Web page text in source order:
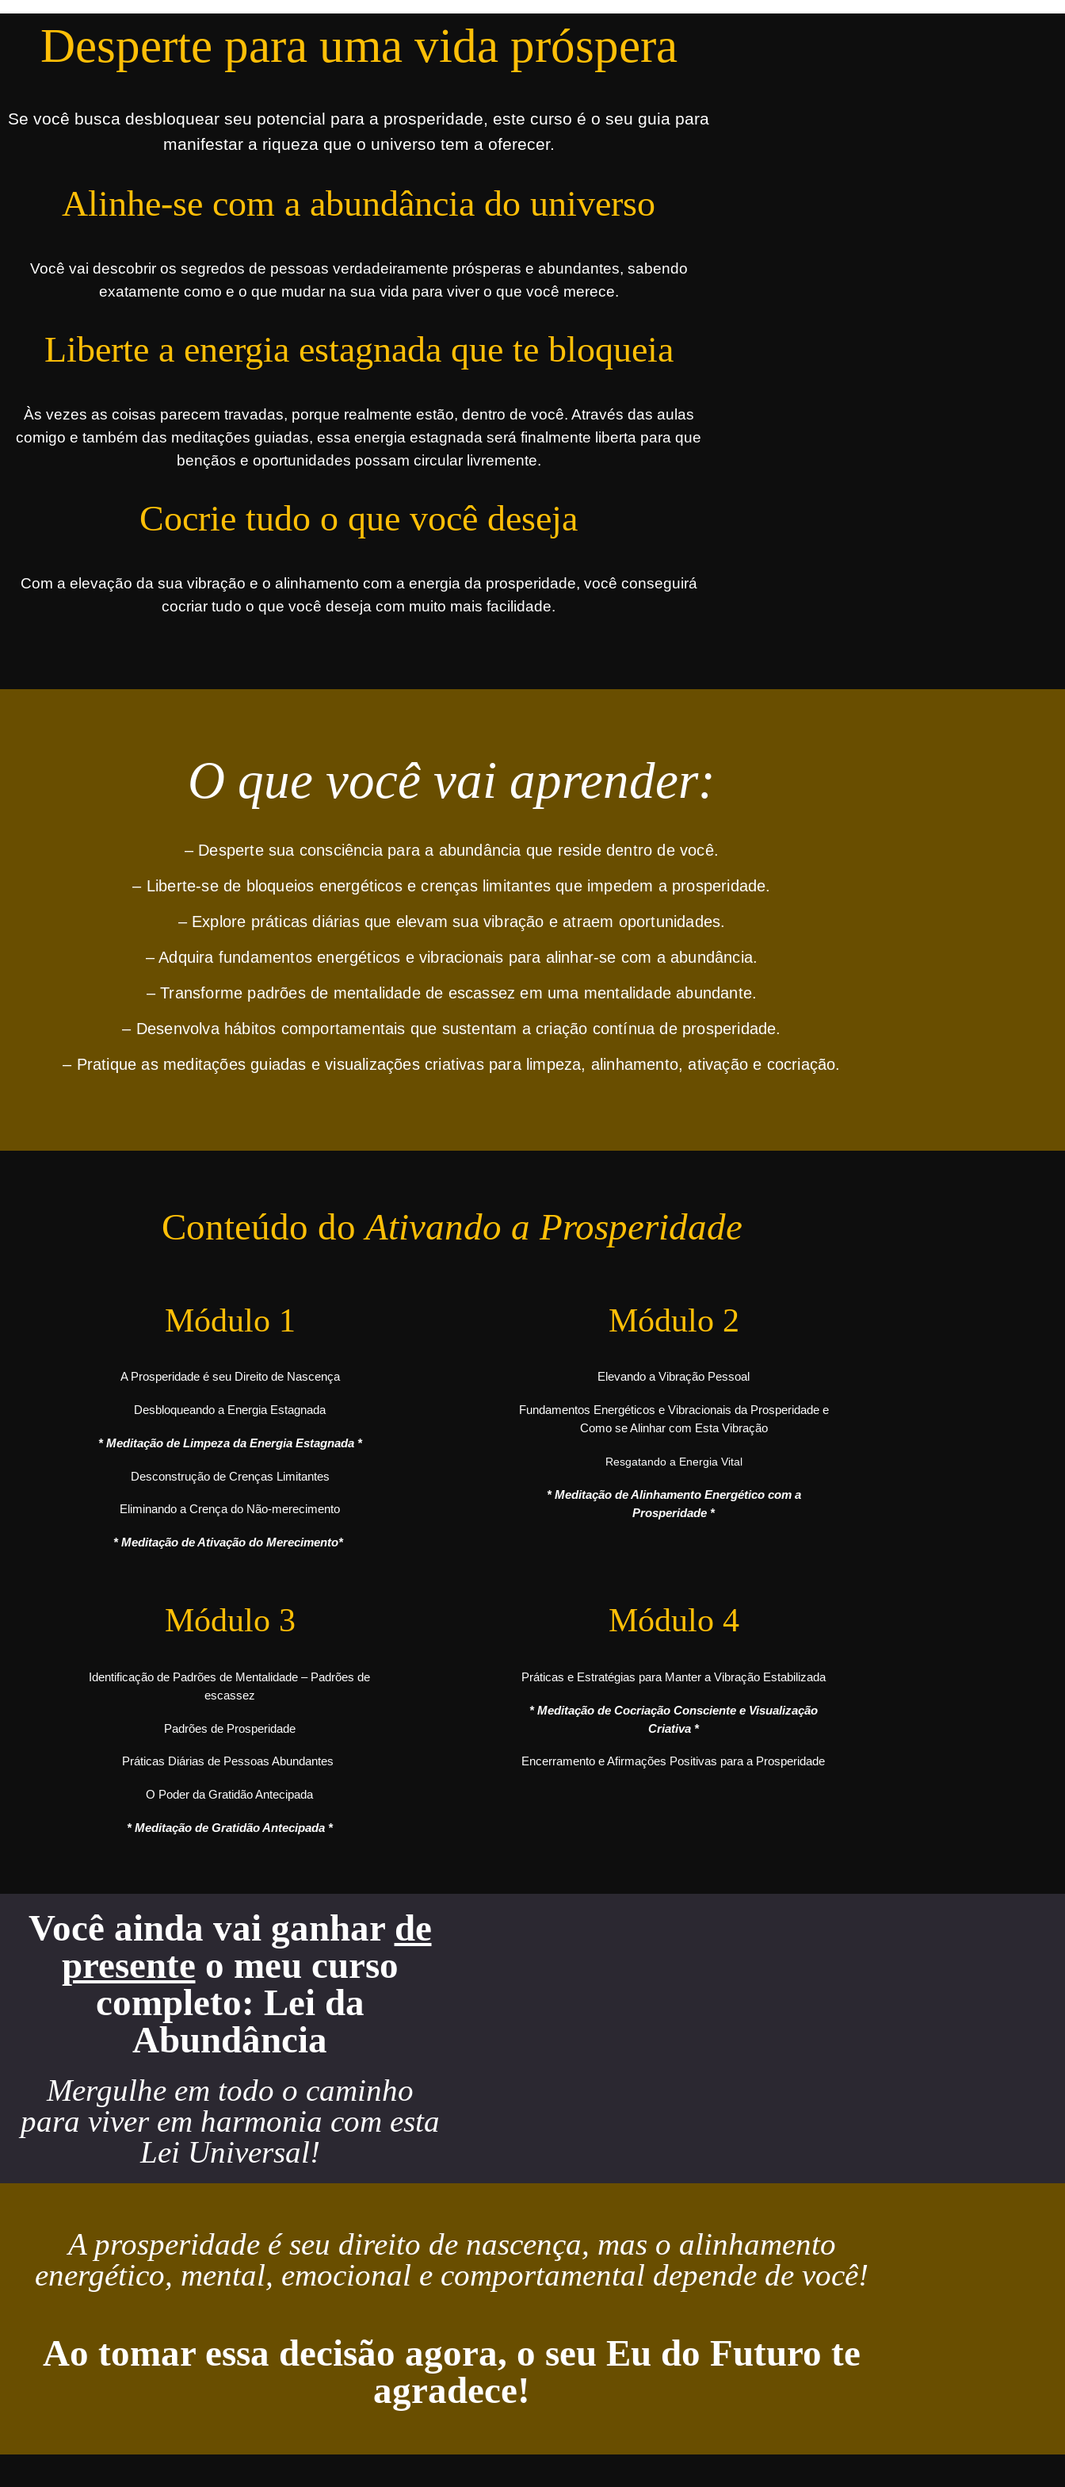
Desperte para uma vida próspera
Se você busca desbloquear seu potencial para a prosperidade, este curso é o seu guia para
manifestar a riqueza que o universo tem a oferecer.
Alinhe-se com a abundância do universo
Você vai descobrir os segredos de pessoas verdadeiramente prósperas e abundantes, sabendo
exatamente como e o que mudar na sua vida para viver o que você merece.
Liberte a energia estagnada que te bloqueia
Às vezes as coisas parecem travadas, porque realmente estão, dentro de você. Através das aulas
comigo e também das meditações guiadas, essa energia estagnada será finalmente liberta para que
bençãos e oportunidades possam circular livremente.
Cocrie tudo o que você deseja
Com a elevação da sua vibração e o alinhamento com a energia da prosperidade, você conseguirá
cocriar tudo o que você deseja com muito mais facilidade.
O que você vai aprender:
– Desperte sua consciência para a abundância que reside dentro de você.
– Liberte-se de bloqueios energéticos e crenças limitantes que impedem a prosperidade.
– Explore práticas diárias que elevam sua vibração e atraem oportunidades.
– Adquira fundamentos energéticos e vibracionais para alinhar-se com a abundância.
– Transforme padrões de mentalidade de escassez em uma mentalidade abundante.
– Desenvolva hábitos comportamentais que sustentam a criação contínua de prosperidade.
– Pratique as meditações guiadas e visualizações criativas para limpeza, alinhamento, ativação e cocriação.
Conteúdo doAtivando a Prosperidade
Módulo 1
A Prosperidade é seu Direito de Nascença
Desbloqueando a Energia Estagnada
* Meditação de Limpeza da Energia Estagnada *
Desconstrução de Crenças Limitantes
Eliminando a Crença do Não-merecimento
* Meditação de Ativação do Merecimento*
Módulo 2
Elevando a Vibração Pessoal
Fundamentos Energéticos e Vibracionais da Prosperidade e
Como se Alinhar com Esta Vibração
Resgatando a Energia Vital
* Meditação de Alinhamento Energético com a
Prosperidade *
Módulo 3
Identificação de Padrões de Mentalidade – Padrões de
escassez
Padrões de Prosperidade
Práticas Diárias de Pessoas Abundantes
O Poder da Gratidão Antecipada
* Meditação de Gratidão Antecipada *
Módulo 4
Práticas e Estratégias para Manter a Vibração Estabilizada
* Meditação de Cocriação Consciente e Visualização
Criativa *
Encerramento e Afirmações Positivas para a Prosperidade
Você ainda vai ganhar de
presente o meu curso
completo: Lei da
Abundância
Mergulhe em todo o caminho
para viver em harmonia com esta
Lei Universal!
A prosperidade é seu direito de nascença, mas o alinhamento
energético, mental, emocional e comportamental depende de você!
Ao tomar essa decisão agora, o seu Eu do Futuro te
agradece!